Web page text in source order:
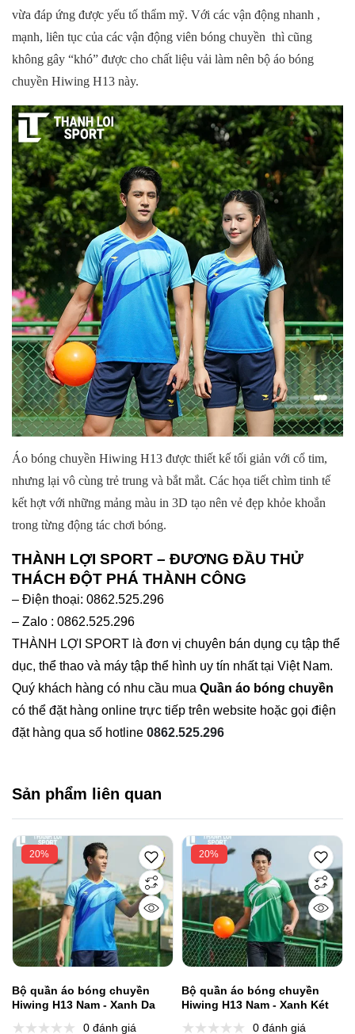
vừa đáp ứng được yếu tố thẩm mỹ. Với các vận động nhanh ,
mạnh, liên tục của các vận động viên bóng chuyền thì cũng
không gây “khó” được cho chất liệu vải làm nên bộ áo bóng
chuyền Hiwing H13 này.
Áo bóng chuyền Hiwing H13 được thiết kế tối giản với cổ tim,
nhưng lại vô cùng trẻ trung và bắt mắt. Các họa tiết chìm tinh tế
kết hợt với những mảng màu in 3D tạo nên vẻ đẹp khỏe khoắn
trong từng động tác chơi bóng.
THÀNH LỢI SPORT – ĐƯƠNG ĐẦU THỬ
THÁCH ĐỘT PHÁ THÀNH CÔNG
– Điện thoại: 0862.525.296
– Zalo : 0862.525.296
THÀNH LỢI SPORT là đơn vị chuyên bán dụng cụ tập thể
dục, thể thao và máy tập thể hình uy tín nhất tại Việt Nam.
Quý khách hàng có nhu cầu mua Quần áo bóng chuyền
có thể đặt hàng online trực tiếp trên website hoặc gọi điện
đặt hàng qua số hotline 0862.525.296
Sản phẩm liên quan
20%
Bộ quần áo bóng chuyền
Hiwing H13 Nam - Xanh Da
0 đánh giá
20%
Bộ quần áo bóng chuyền
Hiwing H13 Nam - Xanh Két
0 đánh giá